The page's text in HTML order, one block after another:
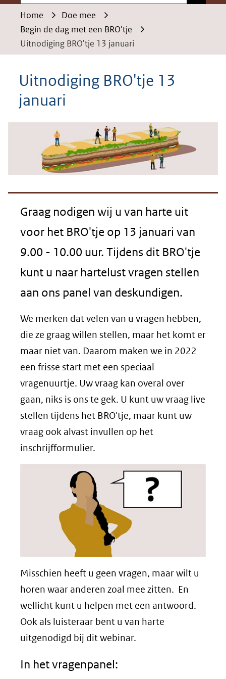
Home
Doe mee
Begin de dag met een BRO'tje
Uitnodiging BRO'tje 13 januari
Uitnodiging BRO'tje 13
januari
Graag nodigen wij u van harte uit
voor het BRO'tje op 13 januari van
9.00 - 10.00 uur. Tijdens dit BRO'tje
kunt u naar hartelust vragen stellen
aan ons panel van deskundigen.
We merken dat velen van u vragen hebben,
die ze graag willen stellen, maar het komt er
maar niet van. Daarom maken we in 2022
een frisse start met een speciaal
vragenuurtje. Uw vraag kan overal over
gaan, niks is ons te gek. U kunt uw vraag live
stellen tijdens het BRO'tje, maar kunt uw
vraag ook alvast invullen op het
inschrijfformulier.
Misschien heeft u geen vragen, maar wilt u
horen waar anderen zoal mee zitten. En
wellicht kunt u helpen met een antwoord.
Ook als luisteraar bent u van harte
uitgenodigd bij dit webinar.
In het vragenpanel: